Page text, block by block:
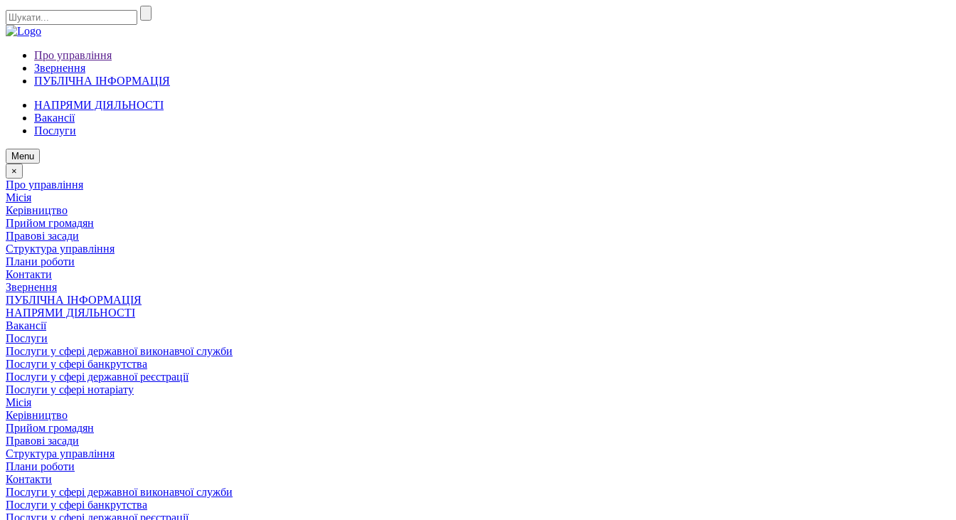
Про управління
Звернення
ПУБЛІЧНА ІНФОРМАЦІЯ
НАПРЯМИ ДІЯЛЬНОСТІ
Вакансії
Послуги
Menu
×
Про управління
Місія
Керівництво
Прийом громадян
Правові засади
Структура управління
Плани роботи
Контакти
Звернення
ПУБЛІЧНА ІНФОРМАЦІЯ
НАПРЯМИ ДІЯЛЬНОСТІ
Вакансії
Послуги
Послуги у сфері державної виконавчої служби
Послуги у сфері банкрутства
Послуги у сфері державної реєстрації
Послуги у сфері нотаріату
Місія
Керівництво
Прийом громадян
Правові засади
Структура управління
Плани роботи
Контакти
Послуги у сфері державної виконавчої служби
Послуги у сфері банкрутства
Послуги у сфері державної реєстрації